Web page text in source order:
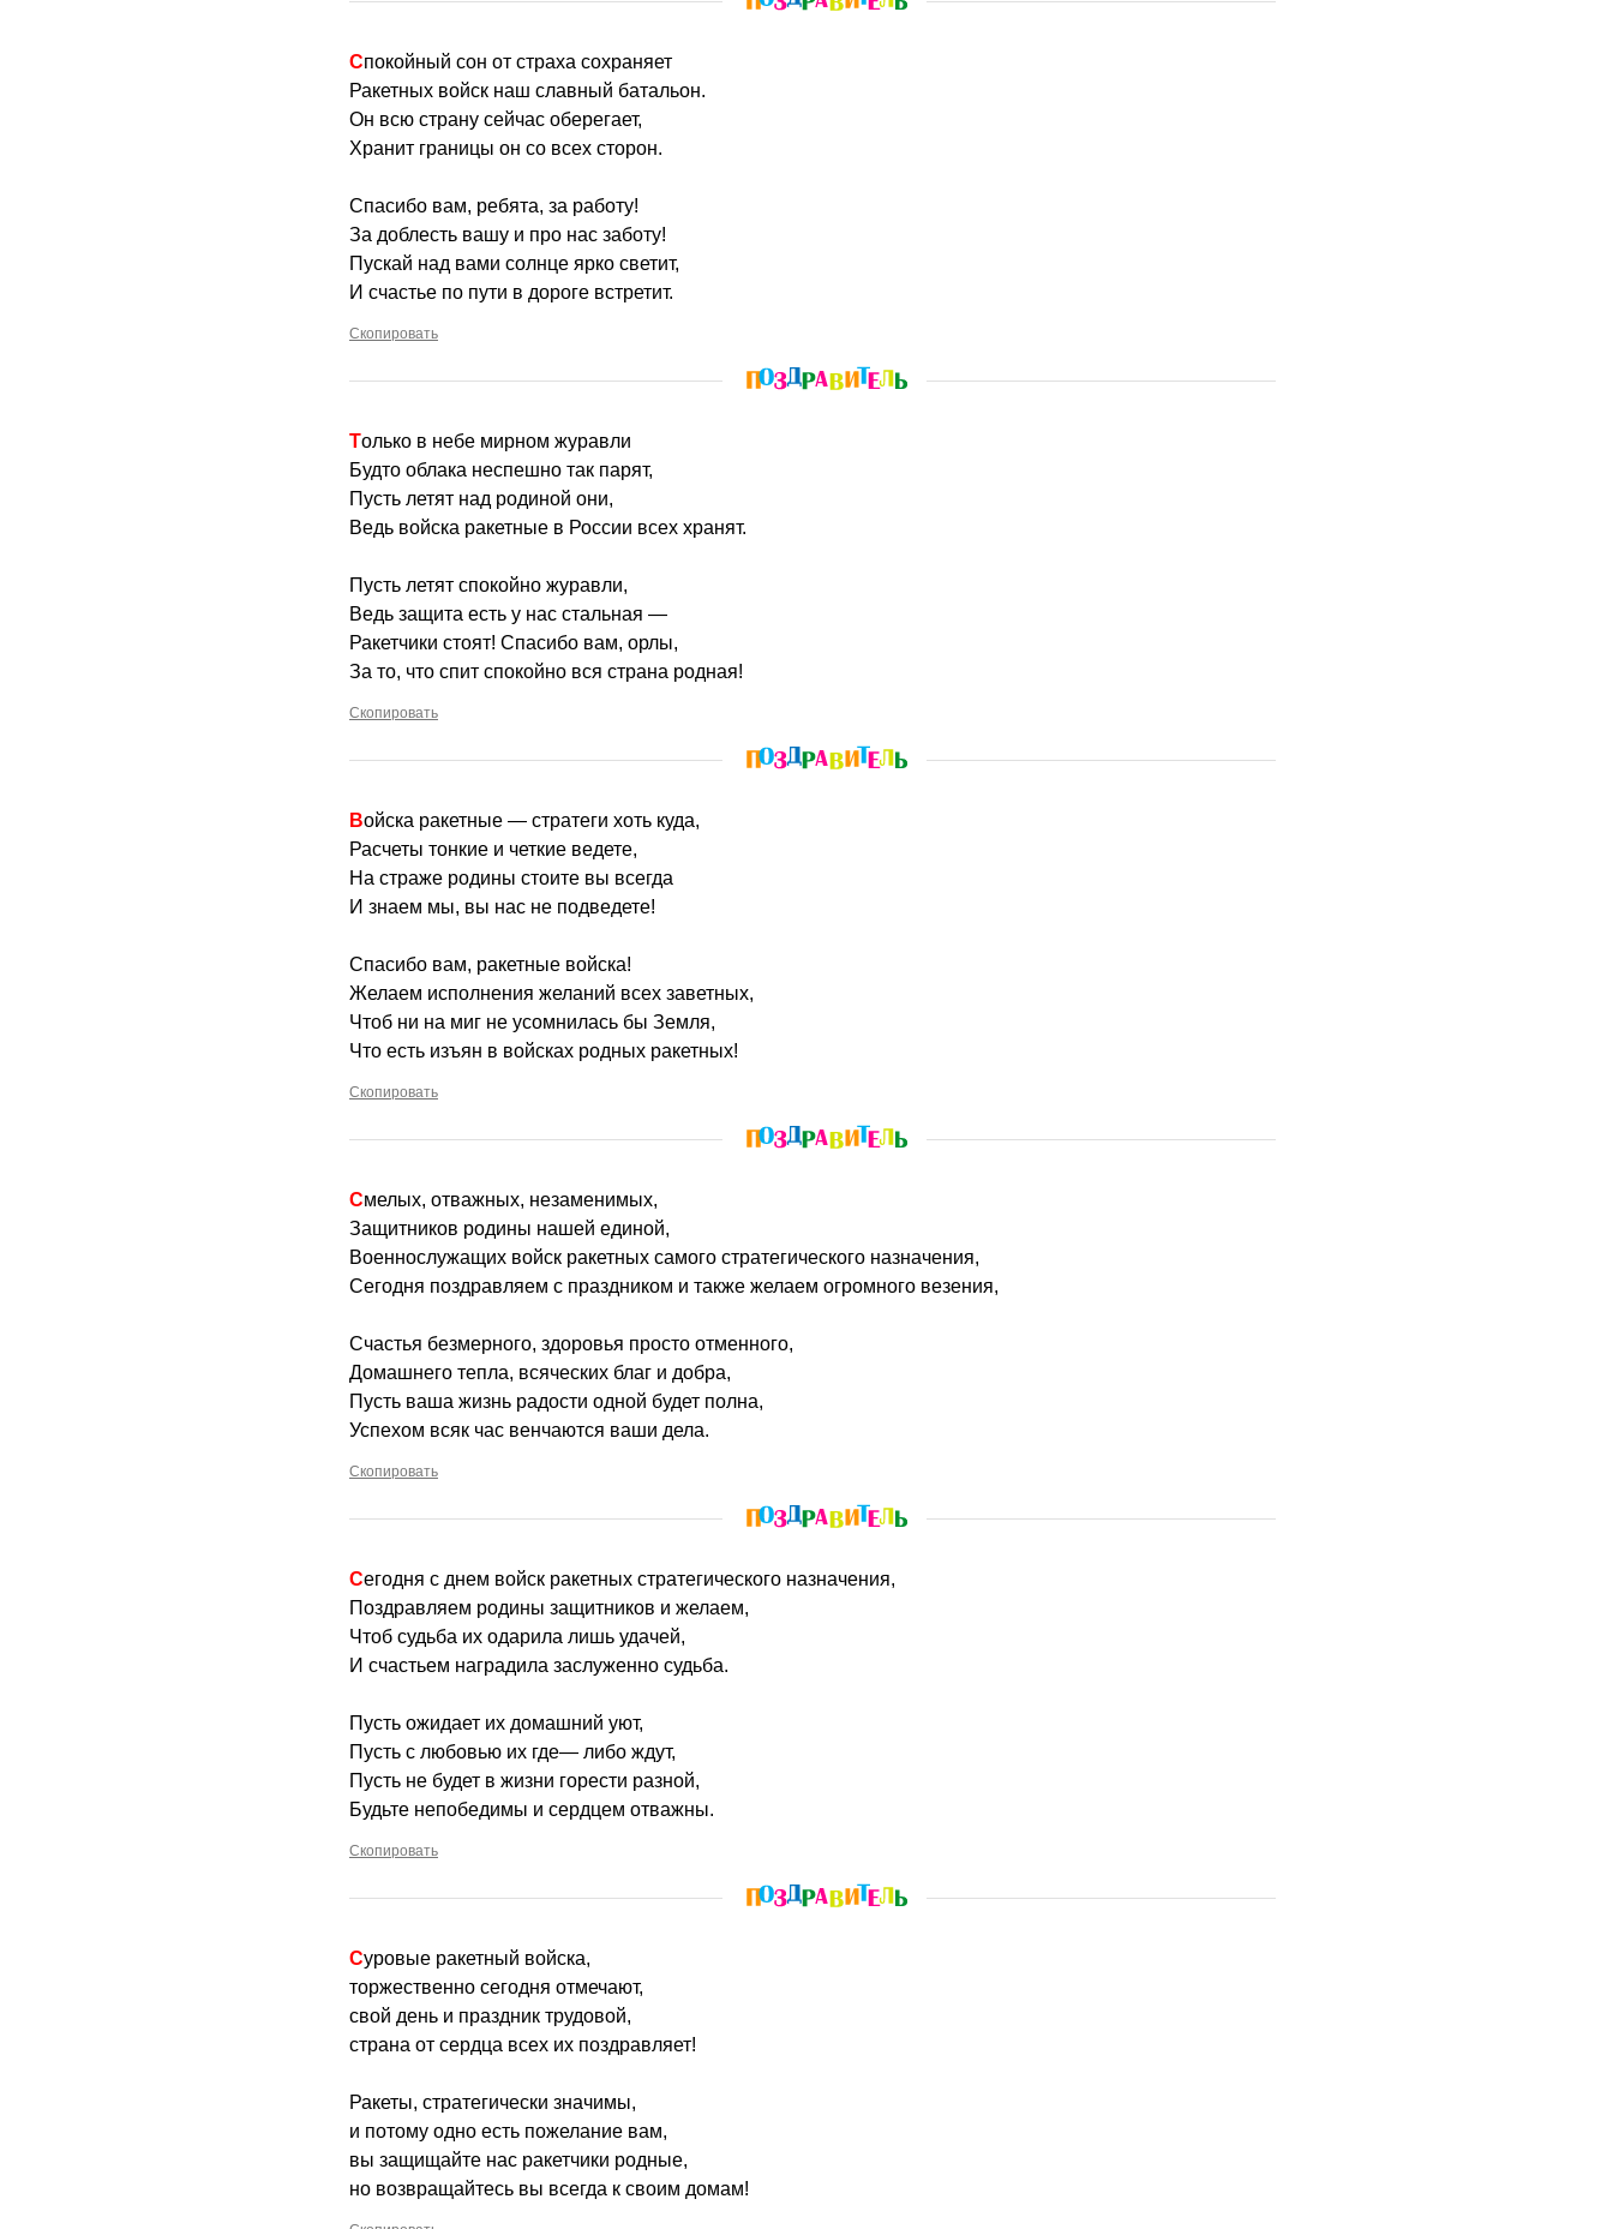
Спокойный сон от страха сохраняет
Ракетных войск наш славный батальон.
Он всю страну сейчас оберегает,
Хранит границы он со всех сторон.
Спасибо вам, ребята, за работу!
За доблесть вашу и про нас заботу!
Пускай над вами солнце ярко светит,
И счастье по пути в дороге встретит.
Скопировать
Только в небе мирном журавли
Будто облака неспешно так парят,
Пусть летят над родиной они,
Ведь войска ракетные в России всех хранят.
Пусть летят спокойно журавли,
Ведь защита есть у нас стальная —
Ракетчики стоят! Спасибо вам, орлы,
За то, что спит спокойно вся страна родная!
Скопировать
Войска ракетные — стратеги хоть куда,
Расчеты тонкие и четкие ведете,
На страже родины стоите вы всегда
И знаем мы, вы нас не подведете!
Спасибо вам, ракетные войска!
Желаем исполнения желаний всех заветных,
Чтоб ни на миг не усомнилась бы Земля,
Что есть изъян в войсках родных ракетных!
Скопировать
Смелых, отважных, незаменимых,
Защитников родины нашей единой,
Военнослужащих войск ракетных самого стратегического назначения,
Сегодня поздравляем с праздником и также желаем огромного везения,
Счастья безмерного, здоровья просто отменного,
Домашнего тепла, всяческих благ и добра,
Пусть ваша жизнь радости одной будет полна,
Успехом всяк час венчаются ваши дела.
Скопировать
Сегодня с днем войск ракетных стратегического назначения,
Поздравляем родины защитников и желаем,
Чтоб судьба их одарила лишь удачей,
И счастьем наградила заслуженно судьба.
Пусть ожидает их домашний уют,
Пусть с любовью их где— либо ждут,
Пусть не будет в жизни горести разной,
Будьте непобедимы и сердцем отважны.
Скопировать
Суровые ракетный войска,
торжественно сегодня отмечают,
свой день и праздник трудовой,
страна от сердца всех их поздравляет!
Ракеты, стратегически значимы,
и потому одно есть пожелание вам,
вы защищайте нас ракетчики родные,
но возвращайтесь вы всегда к своим домам!